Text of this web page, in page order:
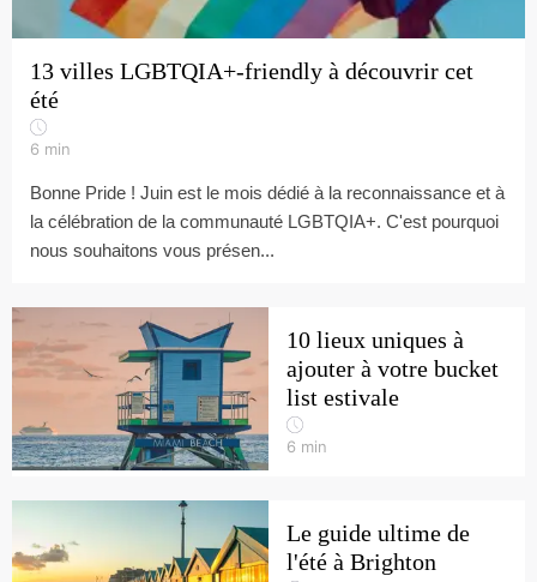
13 villes LGBTQIA+-friendly à découvrir cet
été
6 min
Bonne Pride ! Juin est le mois dédié à la reconnaissance et à
la célébration de la communauté LGBTQIA+. C'est pourquoi
nous souhaitons vous présen...
10 lieux uniques à
ajouter à votre bucket
list estivale
6 min
Le guide ultime de
l'été à Brighton